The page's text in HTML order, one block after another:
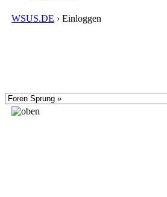
WSUS.DE › Einloggen